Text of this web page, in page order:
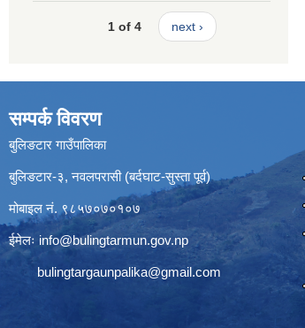
1 of 4 next ›
सम्पर्क विवरण
बुलिङटार गाउँपालिका
बुलिङटार-३, नवलपरासी (बर्दघाट-सुस्ता पूर्व)
मोबाइल नं. ९८५७०७०१०७
ईमेलः info@bulingtarmun.gov.np
bulingtargaunpalika@gmail.com